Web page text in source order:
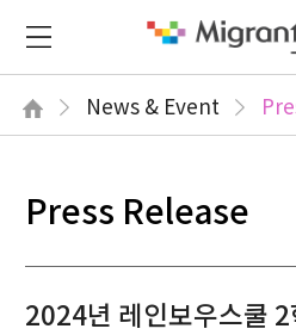
News & Event
Press Release
2024년 레인보우스쿨